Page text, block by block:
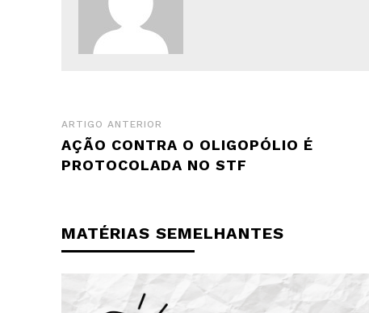
ARTIGO ANTERIOR
AÇÃO CONTRA O OLIGOPÓLIO É
PROTOCOLADA NO STF
MATÉRIAS SEMELHANTES